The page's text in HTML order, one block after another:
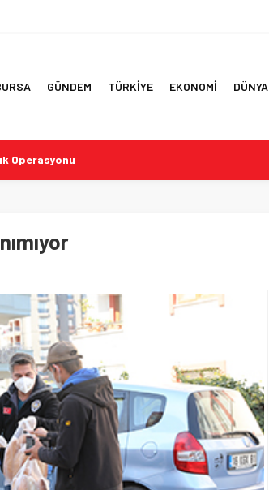
GÜNDEM TÜRKİYE EKONOMİ DÜNYA
Operasyonu
Aşırı Sıcaklar
Sonuçları
ve Tepkiler